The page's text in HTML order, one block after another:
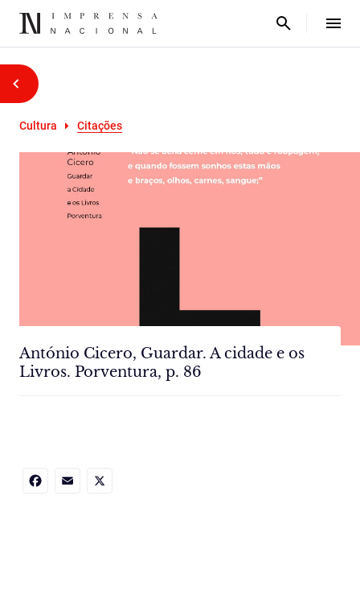
Cultura Citações
António Cicero, Guardar. A cidade e os
Livros. Porventura, p. 86